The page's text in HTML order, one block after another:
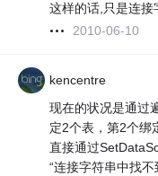
这样的话,只是连
2010-06-10
kencentre
现在的状况是通过
定2个表，第2个绑
直接通过
“连接字符串中找不